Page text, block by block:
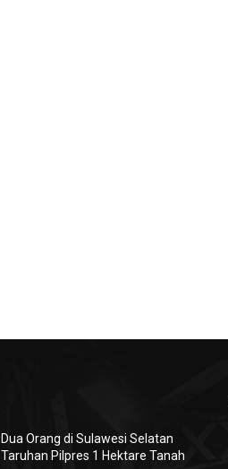
Dua Orang di Sulawesi Selatan
Taruhan Pilpres 1 Hektare Tanah